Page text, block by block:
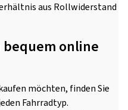
aus Rollwiderstand
bequem online
möchten, finden Sie
Fahrradtyp.